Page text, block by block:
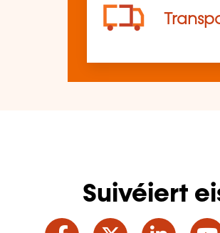
Suivéiert
Facebook
Twitter